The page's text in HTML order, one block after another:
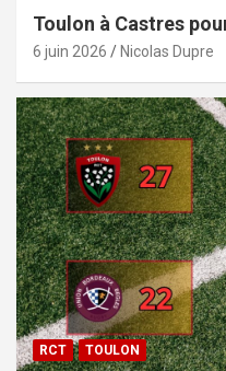
Toulon à Castres
6 juin 2026 Nicolas Dupre
RCT TOULON